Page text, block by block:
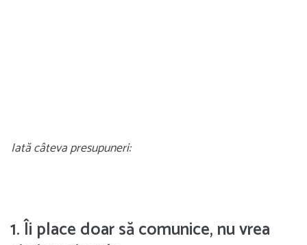
Iată câteva presupuneri:
1. Îi place doar să comunice, nu vrea